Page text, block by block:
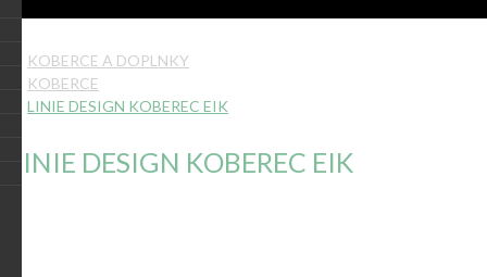
KOBERCE A DOPLNKY
KOBERCE
LINIE DESIGN KOBEREC EIK
LINIE DESIGN KOBEREC EIK